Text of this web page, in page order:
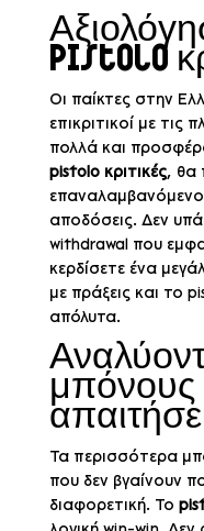
Pistolo
Οι παίκτες στην
επικριτικοί με
πολλά και
pistolo κριτικές, θα
επαναλαμβανόμενο
αποδόσεις. Δεν
withdrawal που
κερδίσετε ένα
με πράξεις και το
απόλυτα.
μπόνους
Τα περισσότερα
που δεν βγαίνουν
διαφορετική. Το